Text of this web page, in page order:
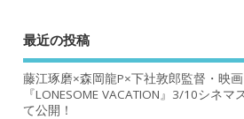
最近の投稿
藤江琢磨×森岡龍P×下社敦郎監督・映画
『LONESOME VACATION』3/10シネマ
て公開！